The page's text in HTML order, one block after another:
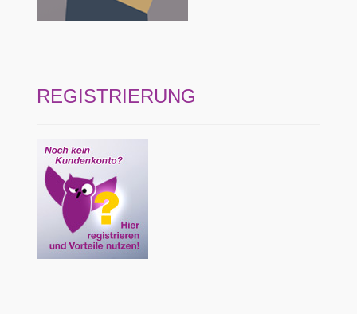
REGISTRIERUNG